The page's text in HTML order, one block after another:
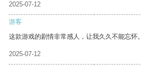
2025-07-12
游客
这款游戏的剧情非常感人，让我久久不能忘怀。
2025-07-12